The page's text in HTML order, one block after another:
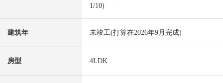
1/10)
建筑年 未竣工(打算在2026年9月完成)
房型 4LDK